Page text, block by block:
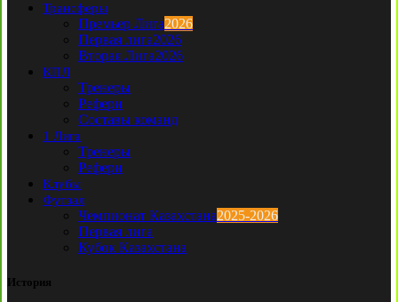
Трансферы
Премьер Лига2026
Первая лига2026
Вторая Лига2026
КПЛ
Тренеры
Рефери
Составы команд
1 Лига
Тренеры
Рефери
Клубы
Футзал
Чемпионат Казахстана2025-2026
Первая лига
Кубок Казахстана
История